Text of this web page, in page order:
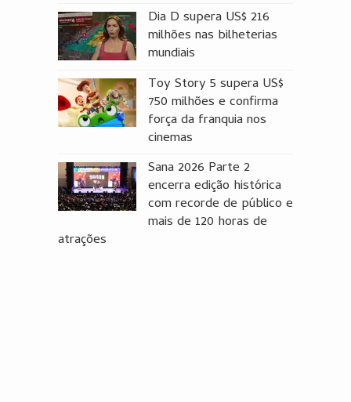
Dia D supera US$ 216
milhões nas bilheterias
mundiais
Toy Story 5 supera US$
750 milhões e confirma
força da franquia nos
cinemas
Sana 2026 Parte 2
encerra edição histórica
com recorde de público e
mais de 120 horas de
atrações